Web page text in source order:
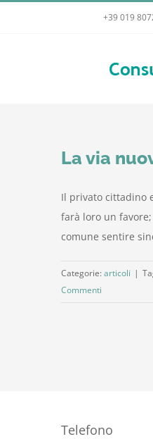
+39 019
La via
Il privato cittadino
farà loro un
comune sentire
Categorie: articoli |
Commenti
Telefono